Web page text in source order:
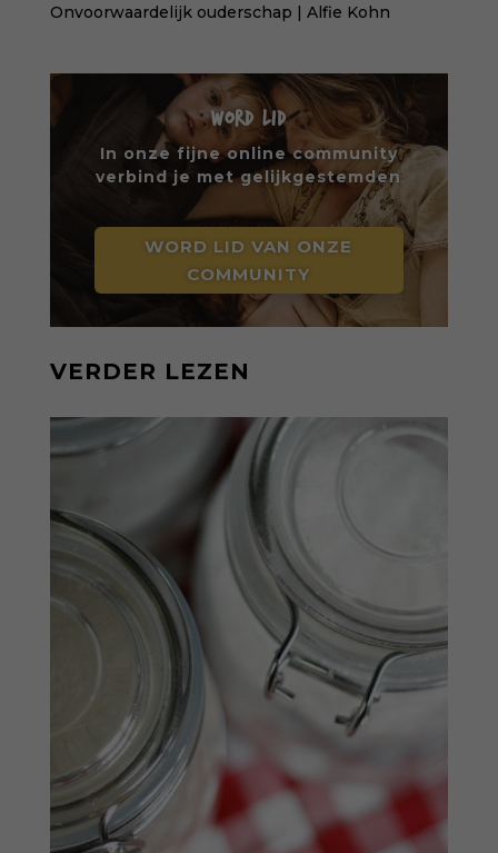
Onvoorwaardelijk ouderschap | Alfie Kohn
WORD LID
In onze fijne online community
verbind je met gelijkgestemden
WORD LID VAN ONZE
COMMUNITY
VERDER LEZEN